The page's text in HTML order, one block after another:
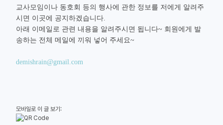
교사모임이나 동호회 등의 행사에 관한 정보를 저에게 알려주
시면 이곳에 공지하겠습니다.
아래 이메일로 관련 내용을 알려주시면 됩니다~ 회원에게 발
송하는 전체 메일에 끼워 넣어 주세요~
demishrain@gmail.com
모바일로 이 글 보기: